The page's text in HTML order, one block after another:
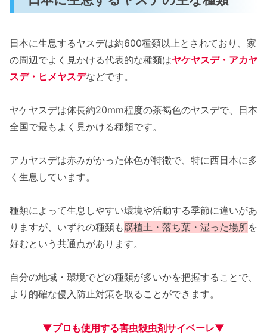
日本に生息するヤスデは約600種類以上とされており、家
の周辺でよく見かける代表的な種類はヤケヤスデ・アカヤ
スデ・ヒメヤスデなどです。
ヤケヤスデは体長約20mm程度の茶褐色のヤスデで、日本
全国で最もよく見かける種類です。
アカヤスデは赤みがかった体色が特徴で、特に西日本に多
く生息しています。
種類によって生息しやすい環境や活動する季節に違いがあ
りますが、いずれの種類も腐植土・落ち葉・湿った場所を
好むという共通点があります。
自分の地域・環境でどの種類が多いかを把握することで、
より的確な侵入防止対策を取ることができます。
▼プロも使用する害虫殺虫剤サイベーレ▼